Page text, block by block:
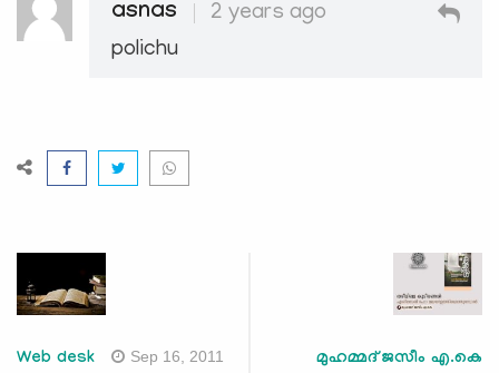
asnas
2 years ago
polichu
Web desk Sep 16, 2011 മുഹമ്മദ് ജസീം എ.കെ